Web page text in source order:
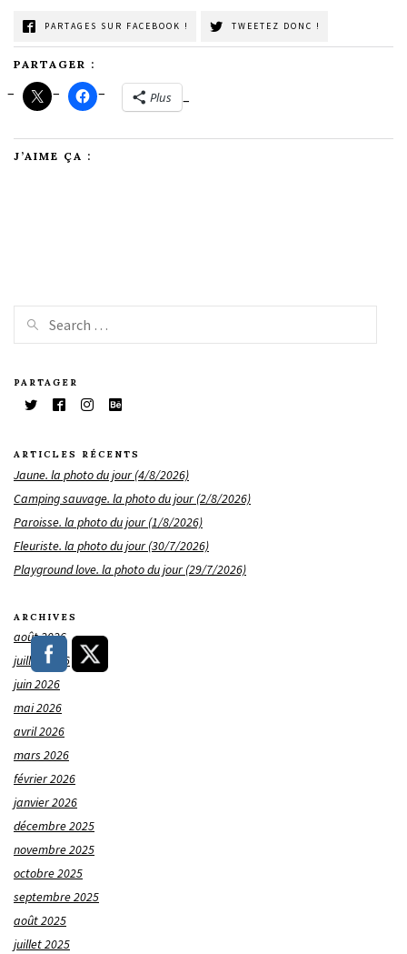
PARTAGES SUR FACEBOOK ! TWEETEZ DONC !
PARTAGER :
Plus
J’AIME ÇA :
PARTAGER
ARTICLES RÉCENTS
Jaune. la photo du jour (4/8/2026)
Camping sauvage. la photo du jour (2/8/2026)
Paroisse. la photo du jour (1/8/2026)
Fleuriste. la photo du jour (30/7/2026)
Playground love. la photo du jour (29/7/2026)
ARCHIVES
août 2026
juillet 2026
juin 2026
mai 2026
avril 2026
mars 2026
février 2026
janvier 2026
décembre 2025
novembre 2025
octobre 2025
septembre 2025
août 2025
juillet 2025